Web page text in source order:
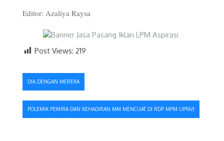
Editor: Azaliya Raysa
Post Views: 219
Navigasi
pos
DIA DENGAN MEREKA
POLEMIK PEMIRA DAN KEHADIRAN MM MENCUAT DI RDP MPM UPNVJ